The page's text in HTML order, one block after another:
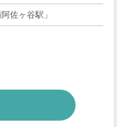
佐ヶ谷駅」